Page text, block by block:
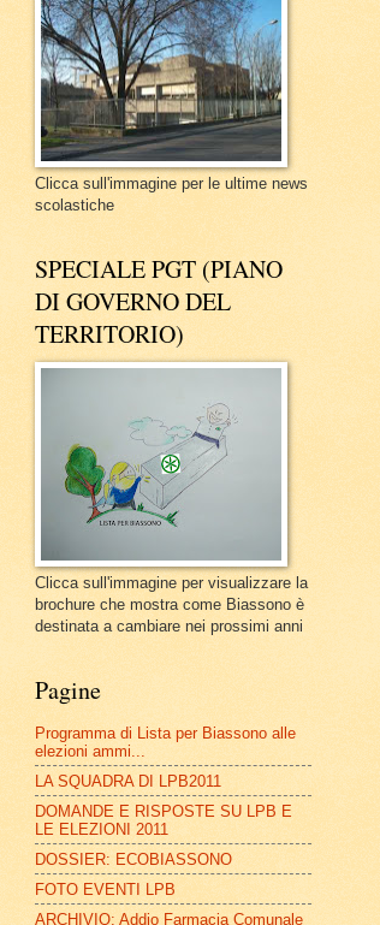
Clicca sull'immagine per le ultime news
scolastiche
SPECIALE PGT (PIANO
DI GOVERNO DEL
TERRITORIO)
Clicca sull'immagine per visualizzare la
brochure che mostra come Biassono è
destinata a cambiare nei prossimi anni
Pagine
Programma di Lista per Biassono alle
elezioni ammi...
LA SQUADRA DI LPB2011
DOMANDE E RISPOSTE SU LPB E
LE ELEZIONI 2011
DOSSIER: ECOBIASSONO
FOTO EVENTI LPB
ARCHIVIO: Addio Farmacia Comunale